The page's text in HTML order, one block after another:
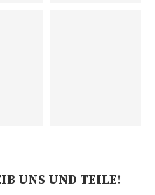
UNS UND TEILE!